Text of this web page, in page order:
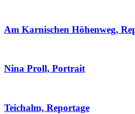
Am Karnischen Höhenweg,
Nina Proll, Portrait
Teichalm, Reportage